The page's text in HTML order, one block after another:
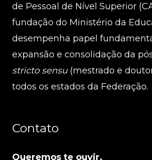
de Pessoal de Nível Superior
fundação do Ministério da
desempenha papel
expansão e consolidação da
stricto sensu(mestrado e
todos os estados da Federação.
Contato
Queremos te ouvir.